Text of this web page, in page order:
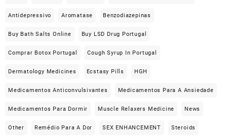
Antidepressivo Aromatase Benzodiazepinas
Buy Bath Salts Online Buy LSD Drug Portugal
Comprar Botox Portugal Cough Syrup In Portugal
Dermatology Medicines Ecstasy Pills HGH
Medicamentos Anticonvulsivantes Medicamentos Para A Ansiedade
Medicamentos Para Dormir Muscle Relaxers Medicine News
Other Remédio Para A Dor SEX ENHANCEMENT Steroids